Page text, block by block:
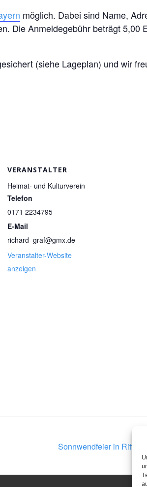
möglich. Dabei sind Name,
Die Anmeldegebühr beträgt 5,00
(siehe Lageplan) und wir
VERANSTALTER
Heimat- und Kulturverein
Telefon
0171 2234795
E-Mail
richard_graf@gmx.de
Veranstalter-Website
anzeigen
Sonnwendfeier in